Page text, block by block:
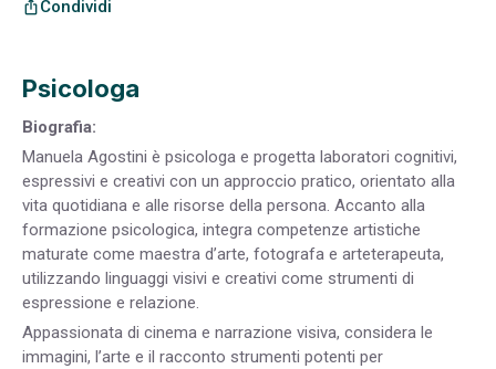
ios_shareCondividi
Psicologa
Biografia:
Manuela Agostini è psicologa e progetta laboratori cognitivi,
espressivi e creativi con un approccio pratico, orientato alla
vita quotidiana e alle risorse della persona. Accanto alla
formazione psicologica, integra competenze artistiche
maturate come maestra d’arte, fotografa e arteterapeuta,
utilizzando linguaggi visivi e creativi come strumenti di
espressione e relazione.
Appassionata di cinema e narrazione visiva, considera le
immagini, l’arte e il racconto strumenti potenti per